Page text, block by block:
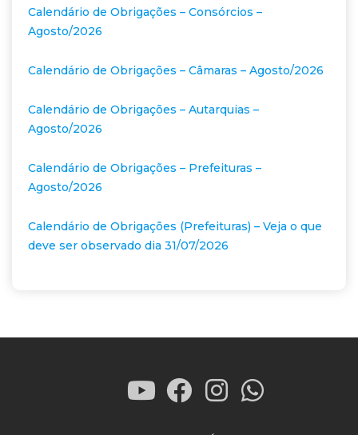
Calendário de Obrigações – Consórcios –
Agosto/2026
Calendário de Obrigações – Câmaras – Agosto/2026
Calendário de Obrigações – Autarquias –
Agosto/2026
Calendário de Obrigações – Prefeituras –
Agosto/2026
Calendário de Obrigações (Prefeituras) – Veja o que
deve ser observado dia 31/07/2026